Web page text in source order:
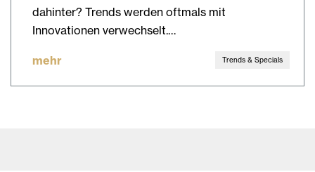
dahinter? Trends werden oftmals mit
Innovationen verwechselt.…
mehr Trends & Specials